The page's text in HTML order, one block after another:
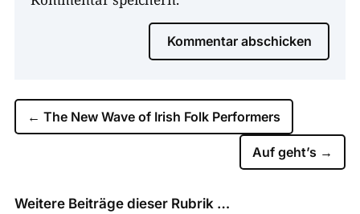
Kommentar abschicken
← The New Wave of Irish Folk Performers
Auf geht’s →
Weitere Beiträge dieser Rubrik …